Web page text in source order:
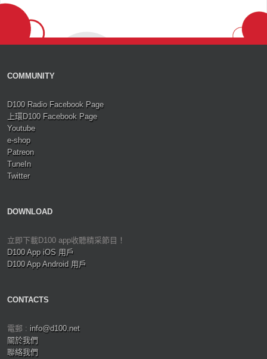
COMMUNITY
D100 Radio Facebook Page
上環D100 Facebook Page
Youtube
e-shop
Patreon
TuneIn
Twitter
DOWNLOAD
立即下載D100 app收聽精采節目！
D100 App iOS 用戶
D100 App Android 用戶
CONTACTS
電郵 : info@d100.net
關於我們
聯絡我們